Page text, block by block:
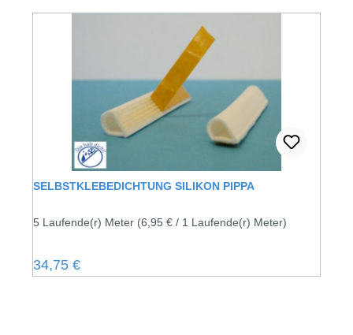
SELBSTKLEBEDICHTUNG SILIKON PIPPA
5 Laufende(r) Meter (6,95 € / 1 Laufende(r) Meter)
Regulärer Preis:
34,75 €